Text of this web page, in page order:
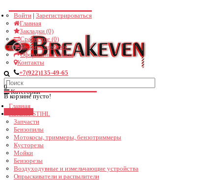
Войти | Зарегистрироваться
Главная
Закладки (0)
Сравнение (0)
Корзина покупок
Оформление заказа
Контакты
+7(922)135-49-65
0
В корзине пусто!
Категории
Главная
Каталог STIHL
Запчасти
Бензопилы
Мотокосы, триммеры, бензотриммеры
Кусторезы
Мойки
Бензорезы
Воздуходувные и измельчающие устройства
Опрыскиватели и распылители
Поддержка
Подключение...
Здравствуйте! Чем можем помочь?
06:40